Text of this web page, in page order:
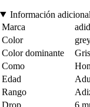
Información adicional
Marca
Color
Color dominante
Gris
Como
Edad
Rango
Drop
6